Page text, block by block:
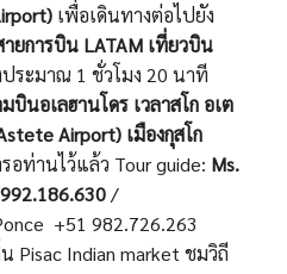
เพื่อเดินทางต่อไปยัง
ายการบิน LATAM เที่ยวบิน
ประมาณ 1 ชั่วโมง 20 นาที
บินอเลฮานโดร เวลาสโก อเต
Airport) เมืองกุสโก
ท่านไว้แล้ว Tour guide: Ms.
/
+51 982.726.263
Pisac Indian market ชมวิถี